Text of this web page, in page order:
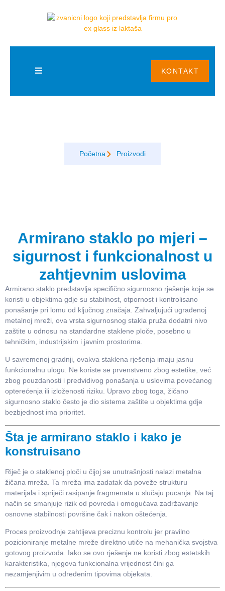
KONTAKT
Početna Proizvodi
Armirano staklo po mjeri –
sigurnost i funkcionalnost u
zahtjevnim uslovima
Armirano staklo predstavlja specifično sigurnosno rješenje koje se
koristi u objektima gdje su stabilnost, otpornost i kontrolisano
ponašanje pri lomu od ključnog značaja. Zahvaljujući ugrađenoj
metalnoj mreži, ova vrsta sigurnosnog stakla pruža dodatni nivo
zaštite u odnosu na standardne staklene ploče, posebno u
tehničkim, industrijskim i javnim prostorima.
U savremenoj gradnji, ovakva staklena rješenja imaju jasnu
funkcionalnu ulogu. Ne koriste se prvenstveno zbog estetike, već
zbog pouzdanosti i predvidivog ponašanja u uslovima povećanog
opterećenja ili izloženosti riziku. Upravo zbog toga, žičano
sigurnosno staklo često je dio sistema zaštite u objektima gdje
bezbjednost ima prioritet.
Šta je armirano staklo i kako je
konstruisano
Riječ je o staklenoj ploči u čijoj se unutrašnjosti nalazi metalna
žičana mreža. Ta mreža ima zadatak da poveže strukturu
materijala i spriječi rasipanje fragmenata u slučaju pucanja. Na taj
način se smanjuje rizik od povreda i omogućava zadržavanje
osnovne stabilnosti površine čak i nakon oštećenja.
Proces proizvodnje zahtijeva preciznu kontrolu jer pravilno
pozicioniranje metalne mreže direktno utiče na mehanička svojstva
gotovog proizvoda. Iako se ovo rješenje ne koristi zbog estetskih
karakteristika, njegova funkcionalna vrijednost čini ga
nezamjenjivim u određenim tipovima objekata.